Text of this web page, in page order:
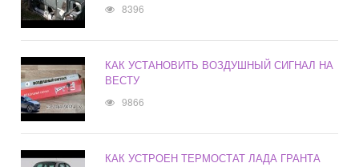
8396
КАК УСТАНОВИТЬ ВОЗДУШНЫЙ СИГНАЛ НА
ВЕСТУ
9866
КАК УСТРОЕН ТЕРМОСТАТ ЛАДА ГРАНТА